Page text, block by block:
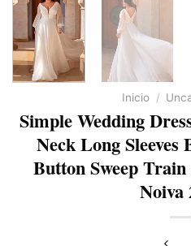
Inicio /
Simple Wedding
Neck Long
Button Sweep
Noiva